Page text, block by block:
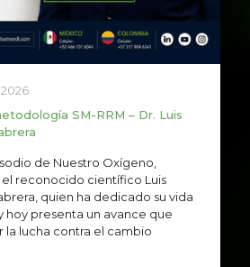
SM-RRM – Dr. Luis
de Nuestro Oxígeno,
reconocido científico Luis
quien ha dedicado su vida
hoy presenta un avance que
la lucha contra el cambio